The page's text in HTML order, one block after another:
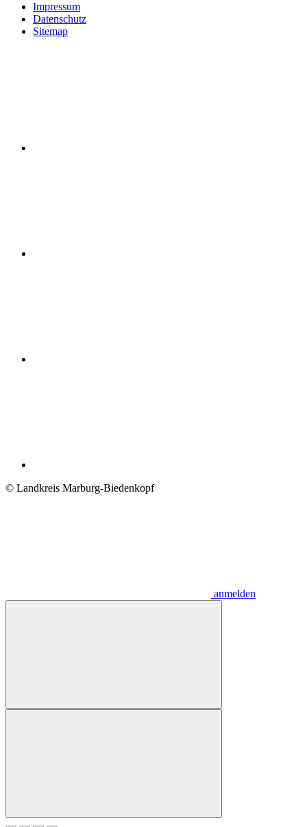
Impressum
Datenschutz
Sitemap
© Landkreis Marburg-Biedenkopf
anmelden